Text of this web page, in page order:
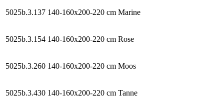
5025b.3.137 140-160x200-220 cm Marine
5025b.3.154 140-160x200-220 cm Rose
5025b.3.260 140-160x200-220 cm Moos
5025b.3.430 140-160x200-220 cm Tanne